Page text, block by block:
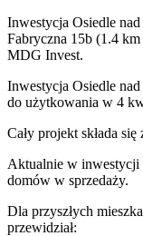
Inwestycja Osiedle
Fabryczna 15b (1.4 km
MDG Invest.
Inwestycja Osiedle
do użytkowania w 4
Cały projekt składa się
Aktualnie w inwestycji
domów w sprzedaży.
Dla przyszłych
przewidział: